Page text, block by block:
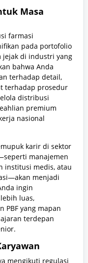
Masa
farmasi
pada portofolio
jejak di industri yang
bahwa Anda
terhadap detail,
terhadap prosedur
distribusi
premium
nasional
karir di sektor
manajemen
institusi medis, atau
menjadi
ingin
luas,
PBF yang mapan
terdepan
mengikuti regulasi